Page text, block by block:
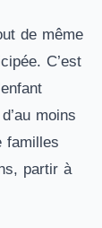
de même
C’est
moins
familles
partir à